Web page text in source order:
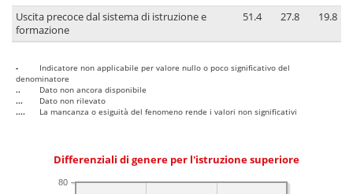
Uscita precoce dal sistema di istruzione e
formazione
51.4 27.8 19.8
-
Indicatore non applicabile per valore nullo o poco significativo del
denominatore
..
Dato non ancora disponibile
...
Dato non rilevato
....
La mancanza o esiguità del fenomeno rende i valori non significativi
Differenziali di genere per l'istruzione superiore
80